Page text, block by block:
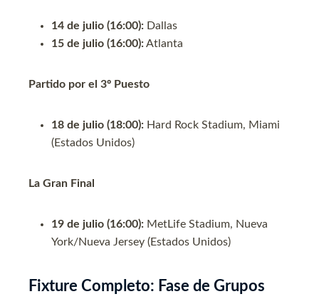
14 de julio (16:00): Dallas
15 de julio (16:00):Atlanta
Partido por el 3º Puesto
18 de julio (18:00): Hard Rock Stadium, Miami
(Estados Unidos)
La Gran Final
19 de julio (16:00): MetLife Stadium, Nueva
York/Nueva Jersey (Estados Unidos)
Fixture Completo: Fase de Grupos